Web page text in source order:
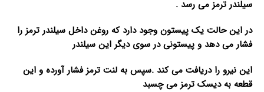
سیلندر ترمز می رسد .
در این حالت یک پیستون وجود دارد که روغن داخل سیلندر ترمز را
فشار می دهد و پیستونی در سوی دیگر این سیلندر
این نیرو را دریافت می کند .سپس به لنت ترمز فشار آورده و این
قطعه به دیسک ترمز می چسبد